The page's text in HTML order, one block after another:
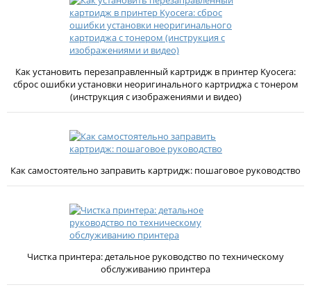
Как установить перезаправленный картридж в принтер Kyocera:
сброс ошибки установки неоригинального картриджа с тонером
(инструкция с изображениями и видео)
Как самостоятельно заправить картридж: пошаговое руководство
Чистка принтера: детальное руководство по техническому
обслуживанию принтера